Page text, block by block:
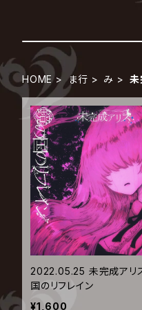
HOME ま行 み 未
2022.05.25 未完成アリ
国のリフレイン
¥1,600